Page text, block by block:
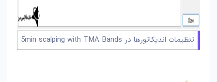
تنظیمات اندیکاتورها در 5min scalping with TMA Bands